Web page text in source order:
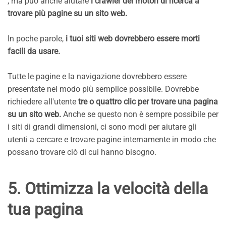
trovare più pagine su un sito web.
In poche parole, i tuoi siti web dovrebbero essere morti
facili da usare.
Tutte le pagine e la navigazione dovrebbero essere
presentate nel modo più semplice possibile. Dovrebbe
richiedere all'utente tre o quattro clic per trovare una pagina
su un sito web. Anche se questo non è sempre possibile per
i siti di grandi dimensioni, ci sono modi per aiutare gli
utenti a cercare e trovare pagine internamente in modo che
possano trovare ciò di cui hanno bisogno.
5. Ottimizza la velocità della
tua pagina